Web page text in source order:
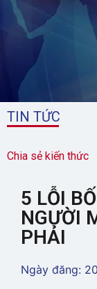
TIN TỨC
Chia sẻ kiến thức
5 LỖI
NGƯỜI
PHẢI
Ngày đăng: